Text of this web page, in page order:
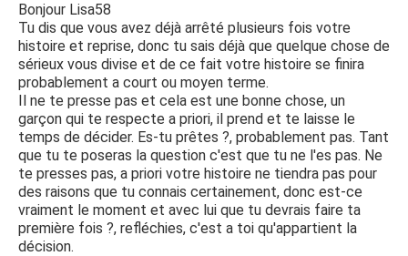
Bonjour Lisa58
Tu dis que vous avez déjà arrêté plusieurs fois votre
histoire et reprise, donc tu sais déjà que quelque chose de
sérieux vous divise et de ce fait votre histoire se finira
probablement a court ou moyen terme.
Il ne te presse pas et cela est une bonne chose, un
garçon qui te respecte a priori, il prend et te laisse le
temps de décider. Es-tu prêtes ?, probablement pas. Tant
que tu te poseras la question c'est que tu ne l'es pas. Ne
te presses pas, a priori votre histoire ne tiendra pas pour
des raisons que tu connais certainement, donc est-ce
vraiment le moment et avec lui que tu devrais faire ta
première fois ?, refléchies, c'est a toi qu'appartient la
décision.